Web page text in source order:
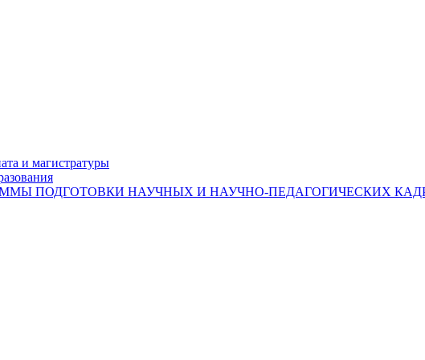
и магистратуры
ПОДГОТОВКИ НАУЧНЫХ И НАУЧНО-ПЕДАГОГИЧЕСКИХ